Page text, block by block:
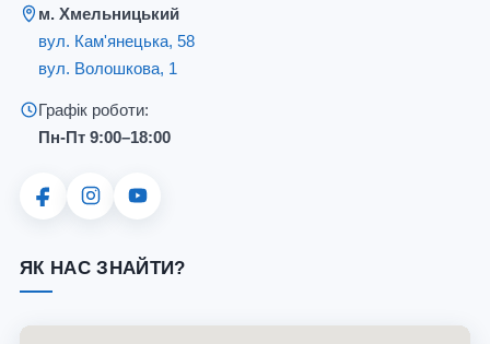
м. Хмельницький
вул. Кам'янецька, 58
вул. Волошкова, 1
Графік роботи:
Пн-Пт 9:00–18:00
ЯК НАС ЗНАЙТИ?